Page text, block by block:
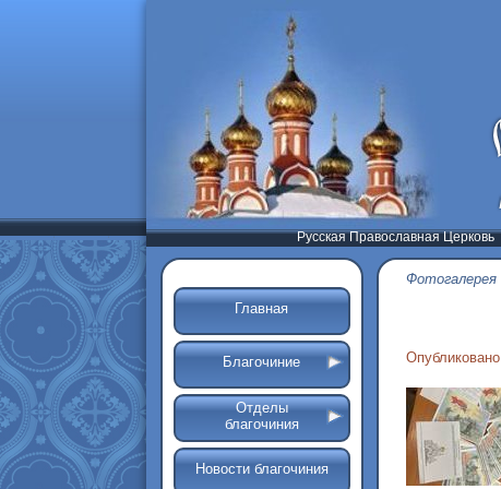
Русская Православная Церковь
Главная
Благочиние
Отделы
благочиния
Новости благочиния
Фотогалерея